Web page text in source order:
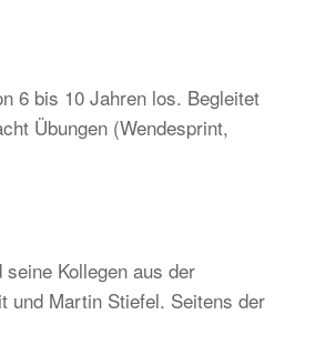
6 bis 10 Jahren los. Begleitet
Übungen (Wendesprint,
Kollegen aus der
und Martin Stiefel. Seitens der